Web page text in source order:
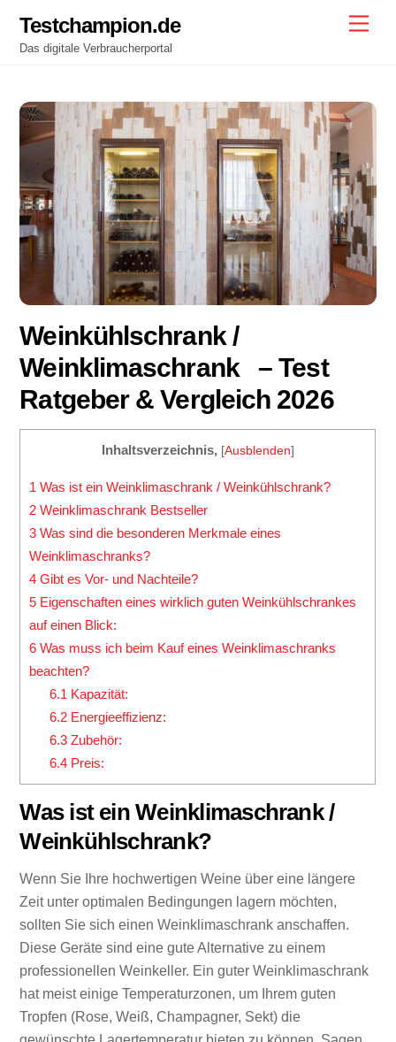
content
Testchampion.de
Das digitale Verbraucherportal
Weinkühlschrank /
Weinklimaschrank – Test
Ratgeber & Vergleich 2026
Inhaltsverzeichnis, [Ausblenden]
1 Was ist ein Weinklimaschrank / Weinkühlschrank?
2 Weinklimaschrank Bestseller
3 Was sind die besonderen Merkmale eines
Weinklimaschranks?
4 Gibt es Vor- und Nachteile?
5 Eigenschaften eines wirklich guten Weinkühlschrankes
auf einen Blick:
6 Was muss ich beim Kauf eines Weinklimaschranks
beachten?
6.1 Kapazität:
6.2 Energieeffizienz:
6.3 Zubehör:
6.4 Preis:
Was ist ein Weinklimaschrank /
Weinkühlschrank?
Wenn Sie Ihre hochwertigen Weine über eine längere
Zeit unter optimalen Bedingungen lagern möchten,
sollten Sie sich einen Weinklimaschrank anschaffen.
Diese Geräte sind eine gute Alternative zu einem
professionellen Weinkeller. Ein guter Weinklimaschrank
hat meist einige Temperaturzonen, um Ihrem guten
Tropfen (Rose, Weiß, Champagner, Sekt) die